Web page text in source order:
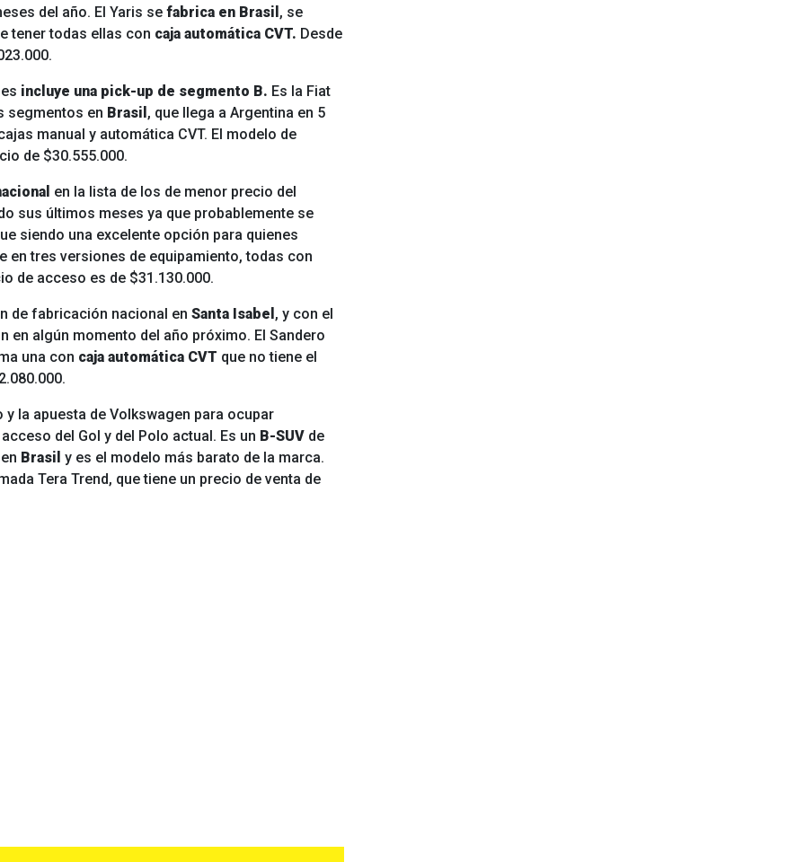
del año. El Yaris se fabrica en Brasil , se
tener todas ellas con caja automática CVT. Desde
incluye una pick-up de segmento B. Es la Fiat
segmentos en Brasil , que llega a Argentina en 5
manual y automática CVT. El modelo de
de $30.555.000.
en la lista de los de menor precio del
sus últimos meses ya que probablemente se
siendo una excelente opción para quienes
en tres versiones de equipamiento, todas con
de acceso es de $31.130.000.
de fabricación nacional en Santa Isabel , y con el
en algún momento del año próximo. El Sandero
una con caja automática CVT que no tiene el
la apuesta de Volkswagen para ocupar
del Gol y del Polo actual. Es un B-SUV de
Brasil y es el modelo más barato de la marca.
Tera Trend, que tiene un precio de venta de